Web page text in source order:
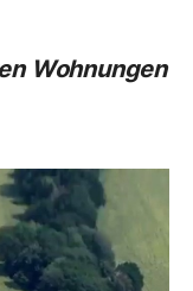
Wohnungen